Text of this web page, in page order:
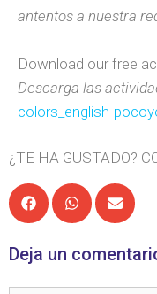
antentos a nuestra
Download our free
Descarga las
colors_english-
¿TE HA GUSTADO?
Deja un